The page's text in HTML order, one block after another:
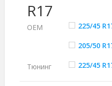
R17
ОЕМ 225/45
205/50
Тюнинг 225/45